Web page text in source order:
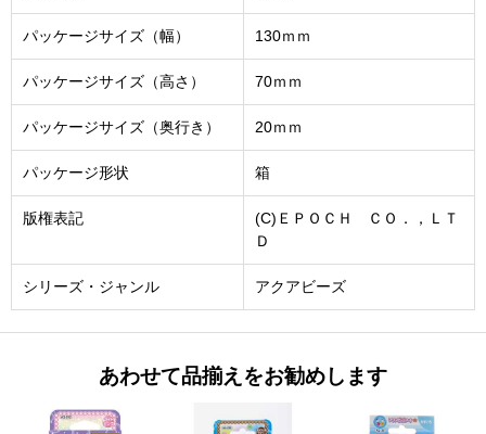
パッケージサイズ（幅） 130ｍｍ
パッケージサイズ（高さ） 70ｍｍ
パッケージサイズ（奥行き） 20ｍｍ
パッケージ形状 箱
版権表記
(C)ＥＰＯＣＨ ＣＯ．，ＬＴ
Ｄ
シリーズ・ジャンル アクアビーズ
あわせて品揃えをお勧めします